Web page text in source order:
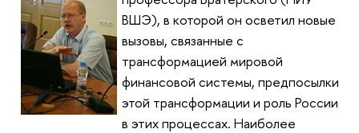
ВШЭ), в которой он осветил новые
вызовы, связанные с
трансформацией мировой
финансовой системы, предпосылки
этой трансформации и роль России
в этих процессах. Наиболее